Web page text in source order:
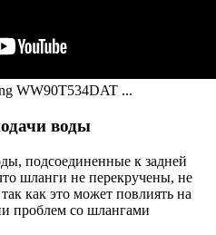
воды
подсоединенные к задней
шланги не перекручены, не
как это может повлиять на
проблем со шлангами